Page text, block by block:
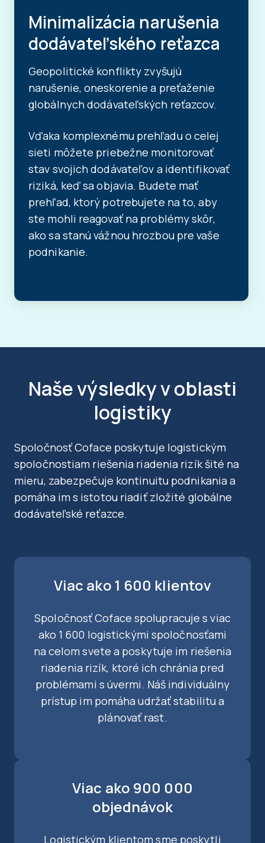
Minimalizácia narušenia
dodávateľského reťazca
Geopolitické konflikty zvyšujú
narušenie, oneskorenie a preťaženie
globálnych dodávateľských reťazcov.
Vďaka komplexnému prehľadu o celej
sieti môžete priebežne monitorovať
stav svojich dodávateľov a identifikovať
riziká, keď sa objavia. Budete mať
prehľad, ktorý potrebujete na to, aby
ste mohli reagovať na problémy skôr,
ako sa stanú vážnou hrozbou pre vaše
podnikanie.
Naše výsledky v oblasti
logistiky
Spoločnosť Coface poskytuje logistickým
spoločnostiam riešenia riadenia rizík šité na
mieru, zabezpečuje kontinuitu podnikania a
pomáha im s istotou riadiť zložité globálne
dodávateľské reťazce.
Viac ako 1 600 klientov
Spoločnosť Coface spolupracuje s viac
ako 1 600 logistickými spoločnosťami
na celom svete a poskytuje im riešenia
riadenia rizík, ktoré ich chránia pred
problémami s úvermi. Náš individuálny
prístup im pomáha udržať stabilitu a
plánovať rast.
Viac ako 900 000
objednávok
Logistickým klientom sme poskytli